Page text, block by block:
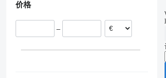
罗马尼亚
价格
–